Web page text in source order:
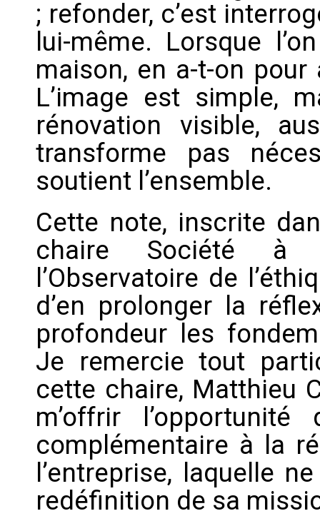
; refonder, c’est
lui-même. Lorsque
maison, en a-t-on
L’image est simple,
rénovation visible,
transforme pas
soutient l’ensemble.
Cette note, inscrite
chaire Société à
l’Observatoire de
d’en prolonger la
profondeur les
Je remercie tout
cette chaire, Matthieu
m’offrir l’opportunité
complémentaire à la
l’entreprise, laquelle
redéfinition de sa